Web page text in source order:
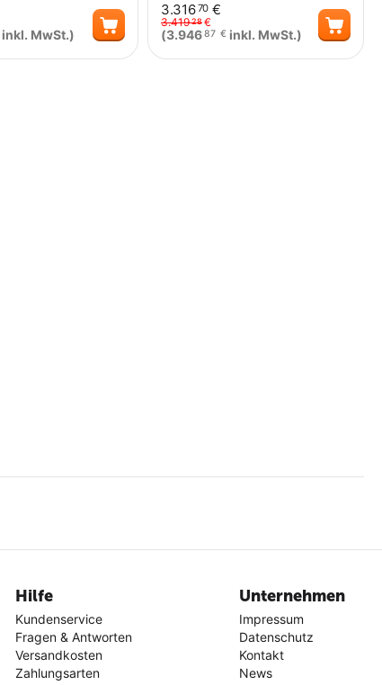
inkl. MwSt.)
3.31670 €
3.41928€
(3.94687 € inkl. MwSt.)
Hilfe
Kundenservice
Fragen & Antworten
Versandkosten
Zahlungsarten
Unternehmen
Impressum
Datenschutz
Kontakt
News